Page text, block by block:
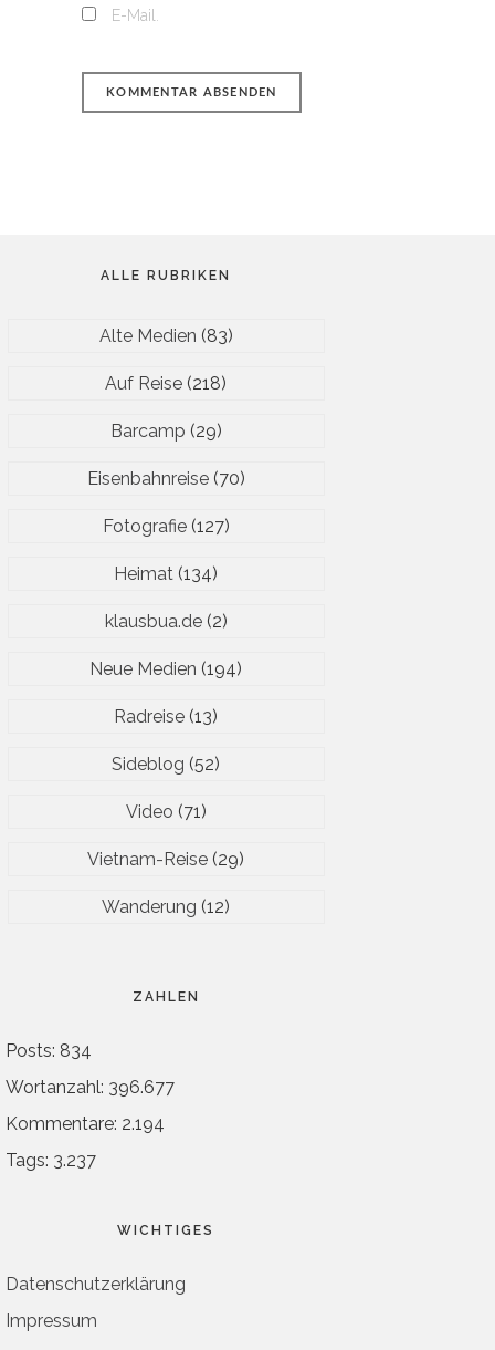
E-Mail.
ALLE RUBRIKEN
Alte Medien (83)
Auf Reise (218)
Barcamp (29)
Eisenbahnreise(70)
Fotografie(127)
Heimat (134)
klausbua.de(2)
Neue Medien (194)
Radreise (13)
Sideblog (52)
Video (71)
Vietnam-Reise (29)
Wanderung (12)
ZAHLEN
Posts: 834
Wortanzahl: 396.677
Kommentare: 2.194
Tags: 3.237
WICHTIGES
Datenschutzerklärung
Impressum